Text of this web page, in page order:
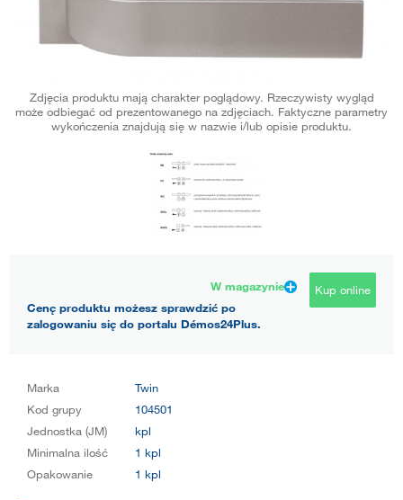
Zdjęcia produktu mają charakter poglądowy. Rzeczywisty wygląd
może odbiegać od prezentowanego na zdjęciach. Faktyczne parametry
wykończenia znajdują się w nazwie i/lub opisie produktu.
W magazynie
Cenę produktu możesz sprawdzić po
zalogowaniu się do portalu Démos24Plus.
Kup online
Marka
Twin
Kod grupy
104501
Jednostka (JM)
kpl
Minimalna ilość
1 kpl
Opakowanie
1 kpl